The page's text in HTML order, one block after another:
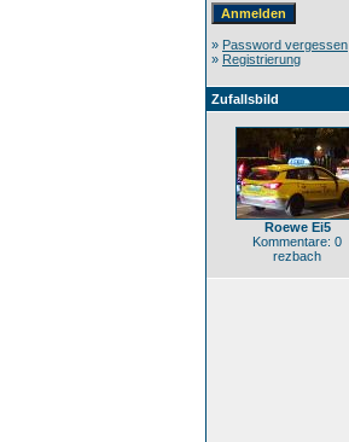
» Password vergessen
» Registrierung
Zufallsbild
Roewe Ei5
Kommentare: 0
rezbach